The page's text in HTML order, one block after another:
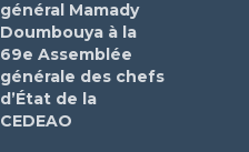
général Mamady
Doumbouya à la
69e Assemblée
générale des chefs
d’État de la
CEDEAO